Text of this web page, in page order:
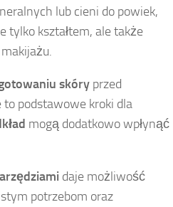
lub cieni do powiek,
tylko kształtem, ale także
skóry przed
podstawowe kroki dla
mogą dodatkowo wpłynąć
daje możliwość
potrzebom oraz